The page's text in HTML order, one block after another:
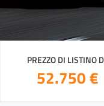
PREZZO DI LISTINO
52.750 €